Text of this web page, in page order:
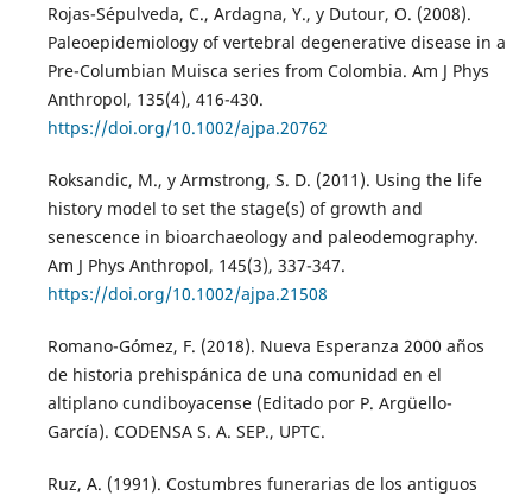
Rojas-Sépulveda, C., Ardagna, Y., y Dutour, O. (2008).
Paleoepidemiology of vertebral degenerative disease in a
Pre-Columbian Muisca series from Colombia. Am J Phys
Anthropol, 135(4), 416-430.
https://doi.org/10.1002/ajpa.20762
Roksandic, M., y Armstrong, S. D. (2011). Using the life
history model to set the stage(s) of growth and
senescence in bioarchaeology and paleodemography.
Am J Phys Anthropol, 145(3), 337-347.
https://doi.org/10.1002/ajpa.21508
Romano-Gómez, F. (2018). Nueva Esperanza 2000 años
de historia prehispánica de una comunidad en el
altiplano cundiboyacense (Editado por P. Argüello-
García). CODENSA S. A. SEP., UPTC.
Ruz, A. (1991). Costumbres funerarias de los antiguos